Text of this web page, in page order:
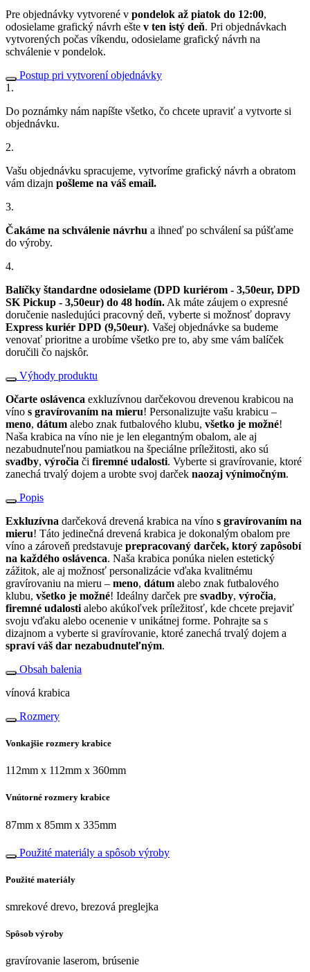
Pre objednávky vytvorené v pondelok až piatok do 12:00,
odosielame grafický návrh ešte v ten istý deň. Pri objednávkach
vytvorených počas víkendu, odosielame grafický návrh na
schválenie v pondelok.
Postup pri vytvorení objednávky
1.
Do poznámky nám napíšte všetko, čo chcete upraviť a vytvorte si
objednávku.
2.
Vašu objednávku spracujeme, vytvoríme grafický návrh a obratom
vám dizajn pošleme na váš email.
3.
Čakáme na schválenie návrhu a ihneď po schválení sa púšťame
do výroby.
4.
Balíčky štandardne odosielame (DPD kuriérom - 3,50eur, DPD
SK Pickup - 3,50eur) do 48 hodín. Ak máte záujem o expresné
doručenie nasledujúci pracovný deň, vyberte si možnosť dopravy
Express kuriér DPD (9,50eur). Vašej objednávke sa budeme
venovať prioritne a urobíme všetko pre to, aby sme vám balíček
doručili čo najskôr.
Výhody produktu
Očarte oslávenca exkluzívnou darčekovou drevenou krabicou na
víno s gravírovaním na mieru! Personalizujte vašu krabicu –
meno, dátum alebo znak futbalového klubu, všetko je možné!
Naša krabica na víno nie je len elegantným obalom, ale aj
nezabudnuteľnou pamiatkou na špeciálne príležitosti, ako sú
svadby, výročia či firemné udalosti. Vyberte si gravírovanie, ktoré
zanechá trvalý dojem a urobte svoj darček naozaj výnimočným.
Popis
Exkluzívna darčeková drevená krabica na víno s gravírovaním na
mieru! Táto jedinečná drevená krabica je dokonalým obalom pre
víno a zároveň predstavuje prepracovaný darček, ktorý zapôsobí
na každého oslávenca. Naša krabica ponúka nielen estetický
zážitok, ale aj možnosť personalizácie vďaka kvalitnému
gravírovaniu na mieru – meno, dátum alebo znak futbalového
klubu, všetko je možné! Ideálny darček pre svadby, výročia,
firemné udalosti alebo akúkoľvek príležitosť, kde chcete prejaviť
svoju vďaku alebo ocenenie v unikátnej forme. Pohrajte sa s
dizajnom a vyberte si gravírovanie, ktoré zanechá trvalý dojem a
spraví váš dar nezabudnuteľným.
Obsah balenia
vínová krabica
Rozmery
Vonkajšie rozmery krabice
112mm x 112mm x 360mm
Vnútorné rozmery krabice
87mm x 85mm x 335mm
Použité materiály a spôsob výroby
Použité materiály
smrekové drevo, brezová preglejka
Spôsob výroby
gravírovanie laserom, brúsenie